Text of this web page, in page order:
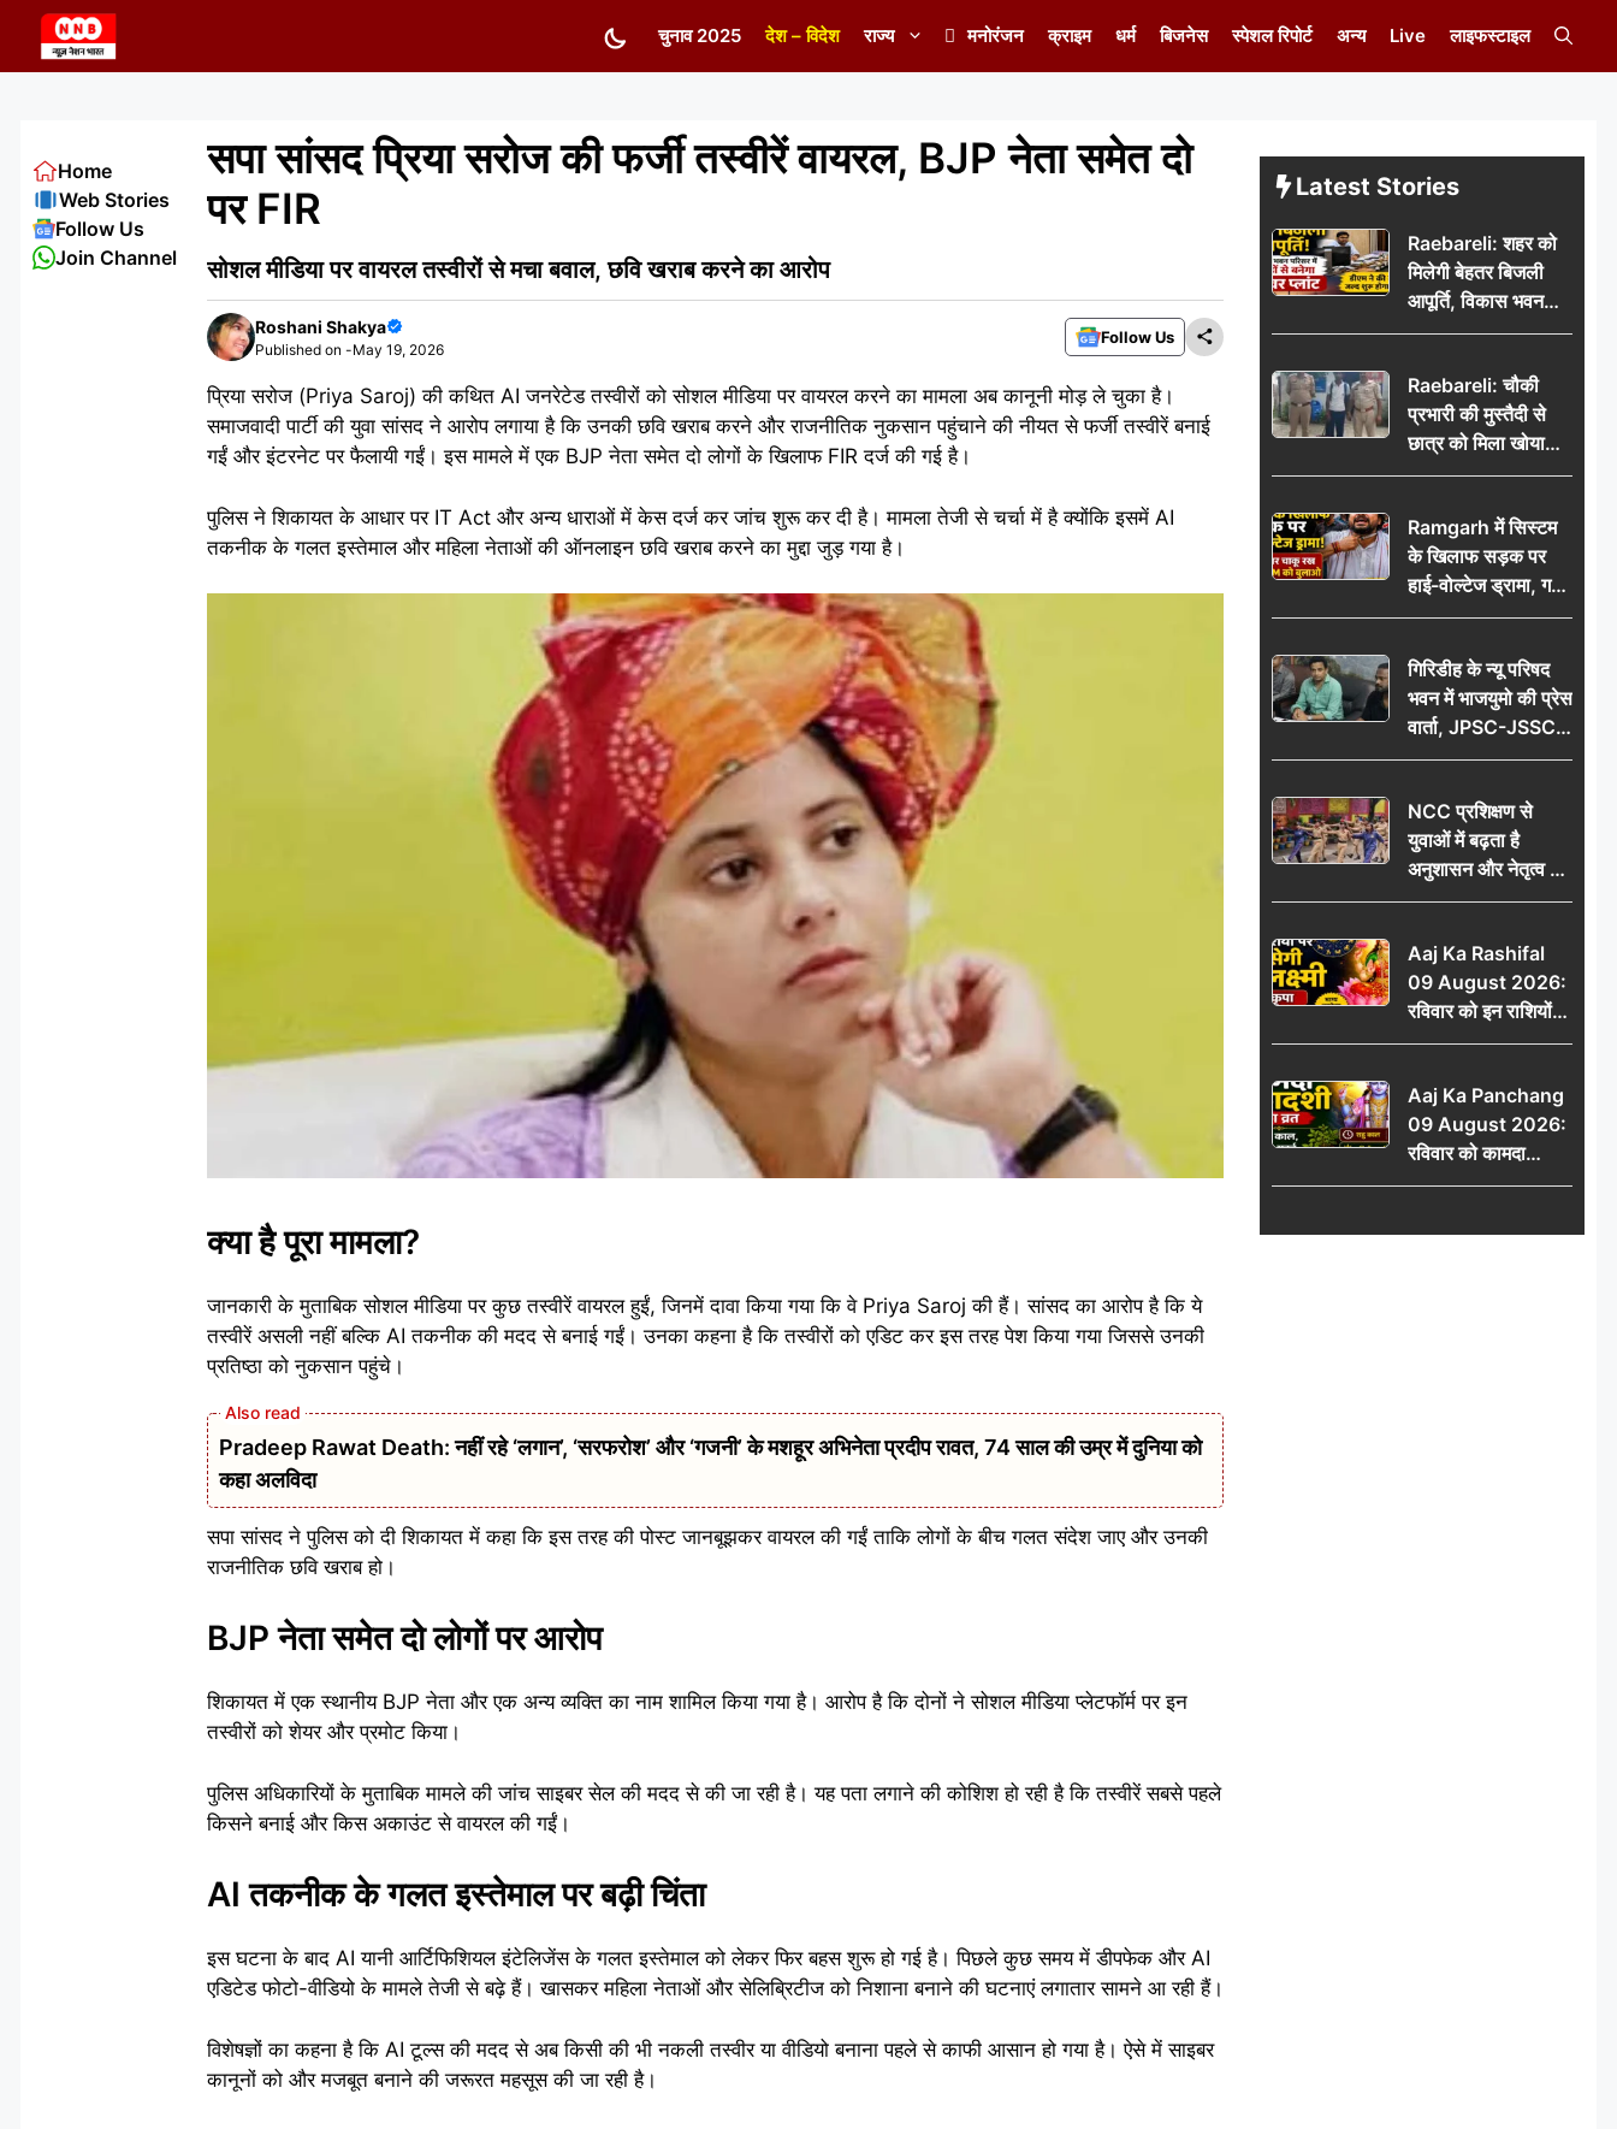
content
चुनाव 2025 देश – विदेश राज्य मनोरंजन क्राइम धर्म बिजनेस स्पेशल रिपोर्ट अन्य Live लाइफस्टाइल
सपा सांसद प्रिया सरोज की फर्जी तस्वीरें वायरल, BJP नेता समेत दो
पर FIR
सोशल मीडिया पर वायरल तस्वीरों से मचा बवाल, छवि खराब करने का आरोप
Roshani Shakya
Published on -May 19, 2026
Follow Us
प्रिया सरोज (Priya Saroj) की कथित AI जनरेटेड तस्वीरों को सोशल मीडिया पर वायरल करने का मामला अब कानूनी मोड़ ले चुका है।
समाजवादी पार्टी की युवा सांसद ने आरोप लगाया है कि उनकी छवि खराब करने और राजनीतिक नुकसान पहुंचाने की नीयत से फर्जी तस्वीरें बनाई
गईं और इंटरनेट पर फैलायी गईं। इस मामले में एक BJP नेता समेत दो लोगों के खिलाफ FIR दर्ज की गई है।
पुलिस ने शिकायत के आधार पर IT Act और अन्य धाराओं में केस दर्ज कर जांच शुरू कर दी है। मामला तेजी से चर्चा में है क्योंकि इसमें AI
तकनीक के गलत इस्तेमाल और महिला नेताओं की ऑनलाइन छवि खराब करने का मुद्दा जुड़ गया है।
क्या है पूरा मामला?
जानकारी के मुताबिक सोशल मीडिया पर कुछ तस्वीरें वायरल हुईं, जिनमें दावा किया गया कि वे Priya Saroj की हैं। सांसद का आरोप है कि ये
तस्वीरें असली नहीं बल्कि AI तकनीक की मदद से बनाई गईं। उनका कहना है कि तस्वीरों को एडिट कर इस तरह पेश किया गया जिससे उनकी
प्रतिष्ठा को नुकसान पहुंचे।
Pradeep Rawat Death: नहीं रहे ‘लगान’, ‘सरफरोश’ और ‘गजनी’ के मशहूर अभिनेता प्रदीप रावत, 74 साल की उम्र में दुनिया को
कहा अलविदा
सपा सांसद ने पुलिस को दी शिकायत में कहा कि इस तरह की पोस्ट जानबूझकर वायरल की गईं ताकि लोगों के बीच गलत संदेश जाए और उनकी
राजनीतिक छवि खराब हो।
BJP नेता समेत दो लोगों पर आरोप
शिकायत में एक स्थानीय BJP नेता और एक अन्य व्यक्ति का नाम शामिल किया गया है। आरोप है कि दोनों ने सोशल मीडिया प्लेटफॉर्म पर इन
तस्वीरों को शेयर और प्रमोट किया।
पुलिस अधिकारियों के मुताबिक मामले की जांच साइबर सेल की मदद से की जा रही है। यह पता लगाने की कोशिश हो रही है कि तस्वीरें सबसे पहले
किसने बनाई और किस अकाउंट से वायरल की गईं।
AI तकनीक के गलत इस्तेमाल पर बढ़ी चिंता
इस घटना के बाद AI यानी आर्टिफिशियल इंटेलिजेंस के गलत इस्तेमाल को लेकर फिर बहस शुरू हो गई है। पिछले कुछ समय में डीपफेक और AI
एडिटेड फोटो-वीडियो के मामले तेजी से बढ़े हैं। खासकर महिला नेताओं और सेलिब्रिटीज को निशाना बनाने की घटनाएं लगातार सामने आ रही हैं।
विशेषज्ञों का कहना है कि AI टूल्स की मदद से अब किसी की भी नकली तस्वीर या वीडियो बनाना पहले से काफी आसान हो गया है। ऐसे में साइबर
कानूनों को और मजबूत बनाने की जरूरत महसूस की जा रही है।
Home
Web Stories
Follow Us
Join Channel
Latest Stories
Raebareli: शहर को
मिलेगी बेहतर बिजली
आपूर्ति, विकास भवन
परिसर में करोड़ों से
Raebareli: चौकी
प्रभारी की मुस्तैदी से
छात्र को मिला खोया
बैग, जरूरी दस्तावेज
पुलिस टीम का जताया
आभार
Ramgarh में सिस्टम
के खिलाफ सड़क पर
हाई-वोल्टेज ड्रामा, गर्दन
पर चाकू रख बोला- CM
वायरल
गिरिडीह के न्यू परिषद
भवन में भाजयुमो की प्रेस
वार्ता, JPSC-JSSC
पेपर लीक के विरोध में
विधानसभा घेराव का
ऐलान
NCC प्रशिक्षण से
युवाओं में बढ़ता है
अनुशासन और नेतृत्व का
गुण: डॉ. जी.एन. खान
Aaj Ka Rashifal
09 August 2026:
रविवार को इन राशियों
पर बरसेगी मां लक्ष्मी की
योग
Aaj Ka Panchang
09 August 2026:
रविवार को कामदा
एकादशी का व्रत, जानें
और शुभ समय